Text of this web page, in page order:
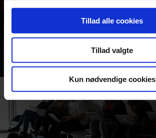
Tillad alle cookies
Tillad valgte
Kun nødvendige cookies